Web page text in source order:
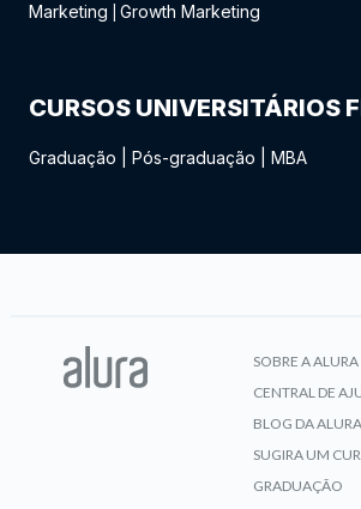
Marketing
Growth Marketing
CURSOS UNIVERSITÁRIOS
Graduação Pós-graduação MBA
SOBRE A ALURA
CENTRAL DE
BLOG DA ALURA
SUGIRA UM
GRADUAÇÃO